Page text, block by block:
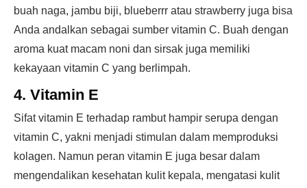
buah naga, jambu biji, blueberrr atau strawberry juga bisa
Anda andalkan sebagai sumber vitamin C. Buah dengan
aroma kuat macam noni dan sirsak juga memiliki
kekayaan vitamin C yang berlimpah.
4. Vitamin E
Sifat vitamin E terhadap rambut hampir serupa dengan
vitamin C, yakni menjadi stimulan dalam memproduksi
kolagen. Namun peran vitamin E juga besar dalam
mengendalikan kesehatan kulit kepala, mengatasi kulit